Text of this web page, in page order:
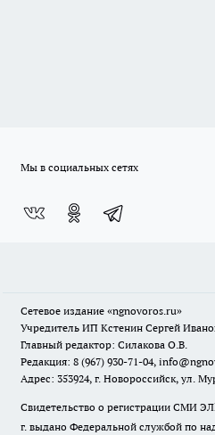
Мы в социальных сетях
Сетевое издание «ngnovoros.ru»
Учредитель ИП Кстенин Сергей
Главный редактор: Силакова О.В.
Редакция: 8 (967) 930-71-04,
Адрес: 353924, г. Новороссийск, ул.
Свидетельство о регистрации СМИ
г. выдано Федеральной службой по